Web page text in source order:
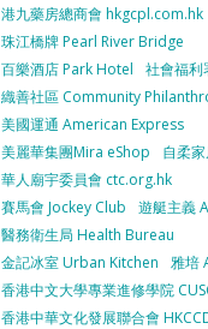
港九藥房總商會 hkgcpl.com.hk
珠江橋牌 Pearl River Bridge
百樂酒店 Park Hotel
社會福
織善社區 Community
美國運通 American Express
美麗華集團Mira eShop
自柔
華人廟宇委員會 ctc.org.hk
賽馬會 Jockey Club
遊艇主義
醫務衛生局 Health Bureau
金記冰室 Urban Kitchen
雅培
香港中文大學專業進修學院
香港中華文化發展聯合會